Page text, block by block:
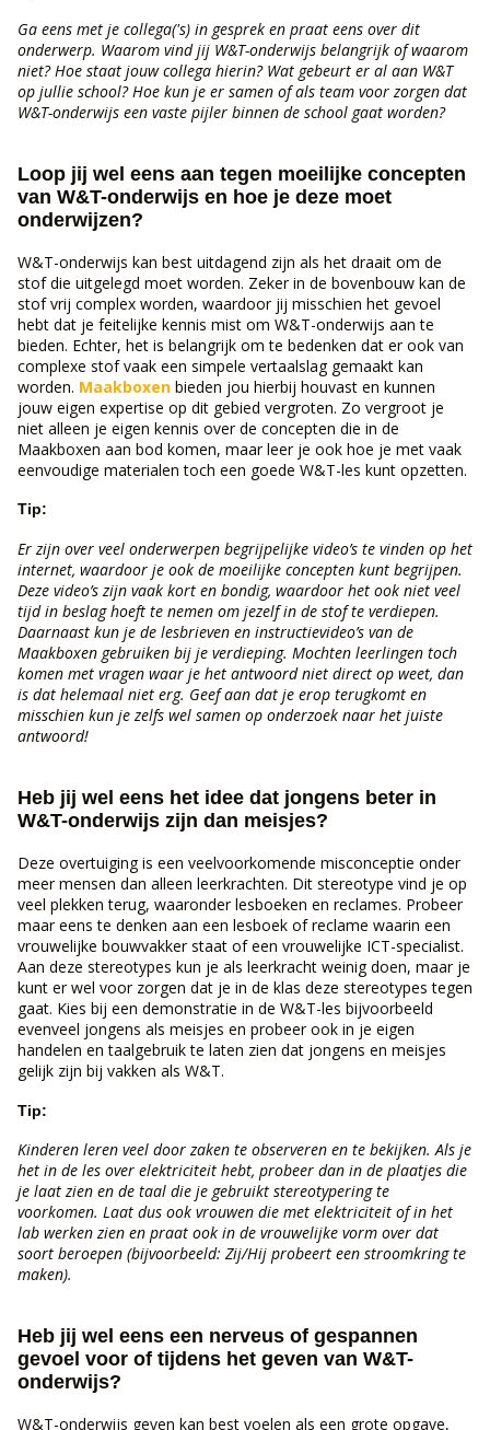
Ga eens met je collega('s) in gesprek en praat eens over dit
onderwerp. Waarom vind jij W&T-onderwijs belangrijk of waarom
niet? Hoe staat jouw collega hierin? Wat gebeurt er al aan W&T
op jullie school? Hoe kun je er samen of als team voor zorgen dat
W&T-onderwijs een vaste pijler binnen de school gaat worden?
Loop jij wel eens aan tegen moeilijke concepten
van W&T-onderwijs en hoe je deze moet
onderwijzen?
W&T-onderwijs kan best uitdagend zijn als het draait om de
stof die uitgelegd moet worden. Zeker in de bovenbouw kan de
stof vrij complex worden, waardoor jij misschien het gevoel
hebt dat je feitelijke kennis mist om W&T-onderwijs aan te
bieden. Echter, het is belangrijk om te bedenken dat er ook van
complexe stof vaak een simpele vertaalslag gemaakt kan
worden. Maakboxen bieden jou hierbij houvast en kunnen
jouw eigen expertise op dit gebied vergroten. Zo vergroot je
niet alleen je eigen kennis over de concepten die in de
Maakboxen aan bod komen, maar leer je ook hoe je met vaak
eenvoudige materialen toch een goede W&T-les kunt opzetten.
Tip:
Er zijn over veel onderwerpen begrijpelijke video’s te vinden op het
internet, waardoor je ook de moeilijke concepten kunt begrijpen.
Deze video’s zijn vaak kort en bondig, waardoor het ook niet veel
tijd in beslag hoeft te nemen om jezelf in de stof te verdiepen.
Daarnaast kun je de lesbrieven en instructievideo’s van de
Maakboxen gebruiken bij je verdieping. Mochten leerlingen toch
komen met vragen waar je het antwoord niet direct op weet, dan
is dat helemaal niet erg. Geef aan dat je erop terugkomt en
misschien kun je zelfs wel samen op onderzoek naar het juiste
antwoord!
Heb jij wel eens het idee dat jongens beter in
W&T-onderwijs zijn dan meisjes?
Deze overtuiging is een veelvoorkomende misconceptie onder
meer mensen dan alleen leerkrachten. Dit stereotype vind je op
veel plekken terug, waaronder lesboeken en reclames. Probeer
maar eens te denken aan een lesboek of reclame waarin een
vrouwelijke bouwvakker staat of een vrouwelijke ICT-specialist.
Aan deze stereotypes kun je als leerkracht weinig doen, maar je
kunt er wel voor zorgen dat je in de klas deze stereotypes tegen
gaat. Kies bij een demonstratie in de W&T-les bijvoorbeeld
evenveel jongens als meisjes en probeer ook in je eigen
handelen en taalgebruik te laten zien dat jongens en meisjes
gelijk zijn bij vakken als W&T.
Tip:
Kinderen leren veel door zaken te observeren en te bekijken. Als je
het in de les over elektriciteit hebt, probeer dan in de plaatjes die
je laat zien en de taal die je gebruikt stereotypering te
voorkomen. Laat dus ook vrouwen die met elektriciteit of in het
lab werken zien en praat ook in de vrouwelijke vorm over dat
soort beroepen (bijvoorbeeld: Zij/Hij probeert een stroomkring te
maken).
Heb jij wel eens een nerveus of gespannen
gevoel voor of tijdens het geven van W&T-
onderwijs?
W&T-onderwijs geven kan best voelen als een grote opgave,